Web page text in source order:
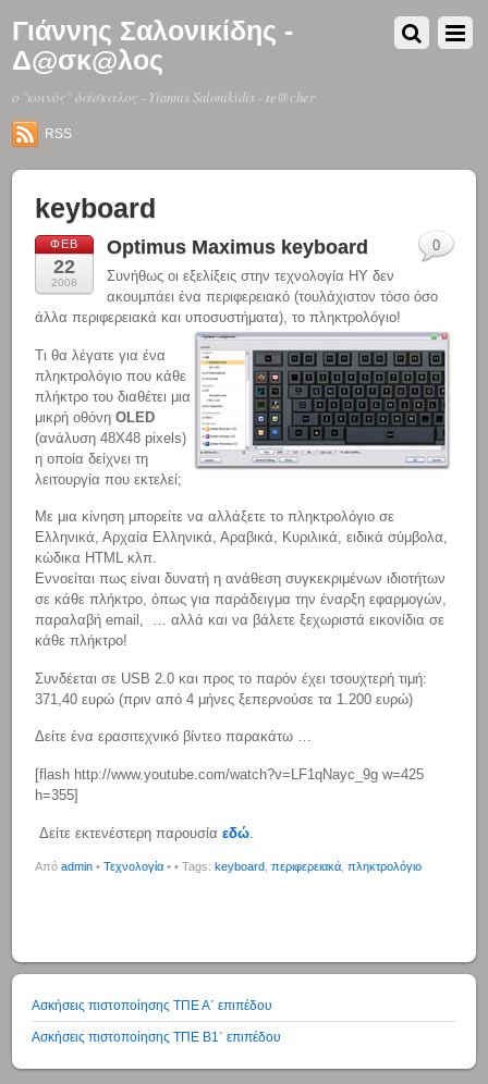
Γιάννης Σαλονικίδης -
Δ@σκ@λος
o "κοινός" δάσκαλος - Yiannis Salonikidis - te@cher
RSS
keyboard
ΦΕΒ
22
2008
Optimus Maximus keyboard
Συνήθως οι εξελίξεις στην τεχνολογία ΗΥ δεν
ακουμπάει ένα περιφερειακό (τουλάχιστον τόσο όσο
άλλα περιφερειακά και υποσυστήματα), το πληκτρολόγιο!
Τι θα λέγατε για ένα
πληκτρολόγιο που κάθε
πλήκτρο του διαθέτει μια
μικρή οθόνηOLED
(ανάλυση 48Χ48 pixels)
η οποία δείχνει τη
λειτουργία που εκτελεί;
Με μια κίνηση μπορείτε να αλλάξετε το πληκτρολόγιο σε
Ελληνικά, Αρχαία Ελληνικά, Αραβικά, Κυριλικά, ειδικά σύμβολα,
κώδικα HTML κλπ.
Εννοείται πως είναι δυνατή η ανάθεση συγκεκριμένων ιδιοτήτων
σε κάθε πλήκτρο, όπως για παράδειγμα την έναρξη εφαρμογών,
παραλαβή email, … αλλά και να βάλετε ξεχωριστά εικονίδια σε
κάθε πλήκτρο!
Συνδέεται σε USB 2.0 και προς το παρόν έχει τσουχτερή τιμή:
371,40 ευρώ (πριν από 4 μήνες ξεπερνούσε τα 1.200 ευρώ)
Δείτε ένα ερασιτεχνικό βίντεο παρακάτω …
[flash http://www.youtube.com/watch?v=LF1qNayc_9g w=425
h=355]
Δείτε εκτενέστερη παρουσίαεδώ
Απόadmin • Τεχνολογία •
0
• Tags:keyboard ,περιφερειακά ,πληκτρολόγιο
Ασκήσεις πιστοποίησης ΤΠΕ Α΄ επιπέδου
Ασκήσεις πιστοποίησης ΤΠΕ Β1΄ επιπέδου